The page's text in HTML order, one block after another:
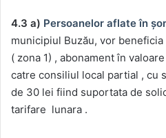
4.3 a) Persoanelor aflate în
municipiul Buzău, vor
( zona 1) , abonament în
catre consiliul local partial , cu
de 30 lei fiind suportata de
tarifare lunara .